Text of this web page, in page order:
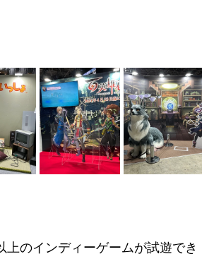
上のインディーゲームが試遊でき